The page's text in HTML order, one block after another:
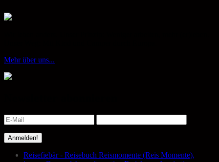
Mehr über uns...
Reisefiebär - Reisebuch Reismomente (Reis Momente),